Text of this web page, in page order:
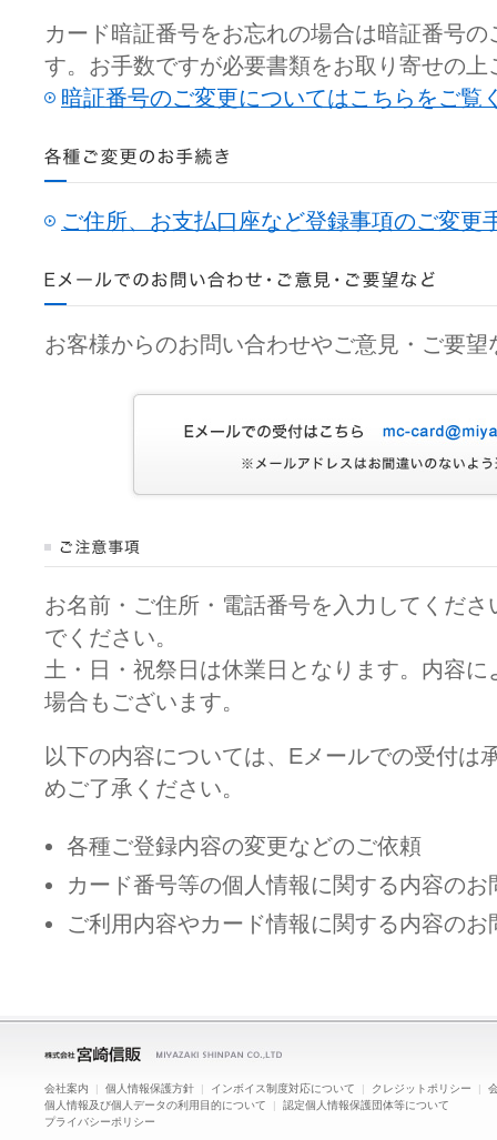
カード暗証番号をお忘れの場合は暗証番号
す。お手数ですが必要書類をお取り寄せの上
暗証番号のご変更についてはこちらをご覧
ご住所、お支払口座など登録事項のご変更
お客様からのお問い合わせやご意見・ご要
お名前・ご住所・電話番号を入力してくだ
でください。
土・日・祝祭日は休業日となります。内容
場合もございます。
以下の内容については、Eメールでの受付は
めご了承ください。
各種ご登録内容の変更などのご依頼
カード番号等の個人情報に関する内容のお
ご利用内容やカード情報に関する内容の
会社案内 | 個人情報保護方針 | インボイス制度対応について | クレジットポリシー |
個人情報及び個人データの利用目的について | 認定個人情報保護団体等について
プライバシーポリシー